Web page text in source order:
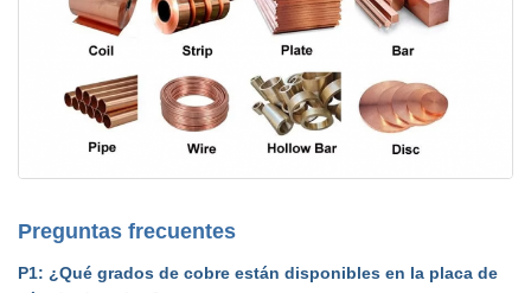
Preguntas frecuentes
P1: ¿Qué grados de cobre están disponibles en la placa de